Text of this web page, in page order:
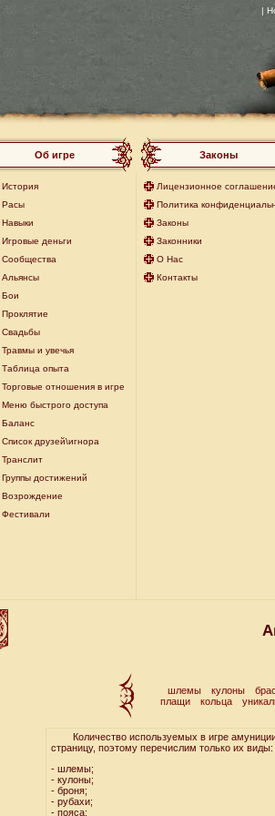
|
Об игре Законы
История
Расы
Навыки
Игровые деньги
Сообщества
Альянсы
Бои
Проклятие
Свадьбы
Травмы и увечья
Таблица опыта
Торговые отношения в игре
Меню быстрого доступа
Баланс
Список друзей\игнора
Транслит
Группы достижений
Возрождение
Фестивали
Лицензионное
Политика
Законы
Законники
О Нас
Контакты
шлемы кулоны
плащи
кольца
Количество используемых в игре амуниции
страницу, поэтому перечислим только их виды:
- шлемы;
- кулоны;
- броня;
- рубахи;
- пояса;